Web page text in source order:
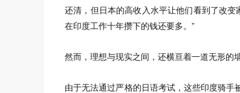
还清，但日本的高收入水平让他们看到了改
在印度工作十年攒下的钱还要多。”
然而，理想与现实之间，还横亘着一道无形
由于无法通过严格的日语考试，这些印度骑手